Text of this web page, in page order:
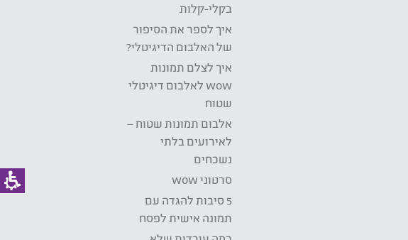
בקלי-קלות
איך לספר את הסיפור
של האלבום הדיגיטלי?
איך לצלם תמונות
wow לאלבום דיגיטלי
שטוח
אלבום תמונות שטוח –
לאירועים בלתי
נשכחים
סרטוני wow
5 סיבות להגדה עם
תמונה אישית לפסח